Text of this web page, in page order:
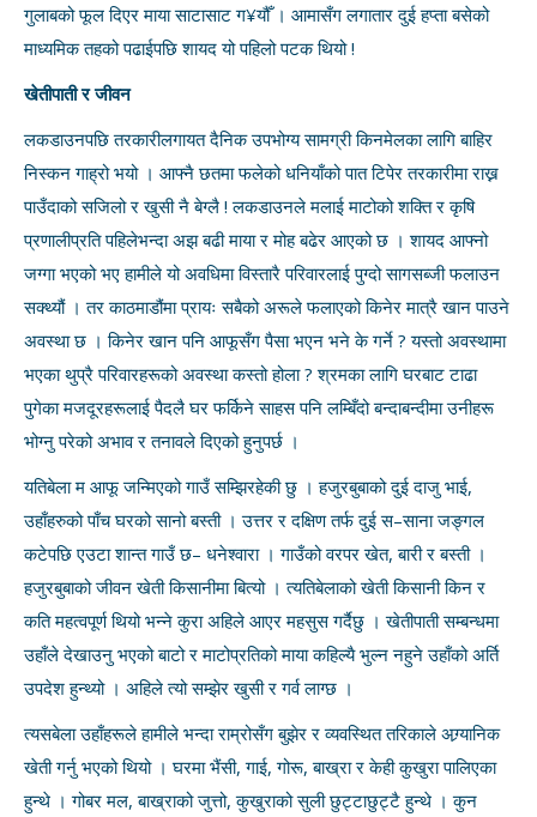
गुलाबको फूल दिएर माया साटासाट ग¥यौँ । आमासँग लगातार दुई हप्ता बसेको
माध्यमिक तहको पढाईपछि शायद यो पहिलो पटक थियो !
खेतीपाती र जीवन
लकडाउनपछि तरकारीलगायत दैनिक उपभोग्य सामग्री किनमेलका लागि बाहिर
निस्कन गाह्रो भयो । आफ्नै छतमा फलेको धनियाँको पात टिपेर तरकारीमा राख्न
पाउँदाको सजिलो र खुसी नै बेग्लै ! लकडाउनले मलाई माटोको शक्ति र कृषि
प्रणालीप्रति पहिलेभन्दा अझ बढी माया र मोह बढेर आएको छ । शायद आफ्नो
जग्गा भएको भए हामीले यो अवधिमा विस्तारै परिवारलाई पुग्दो सागसब्जी फलाउन
सक्थ्यौं । तर काठमाडौंमा प्रायः सबैको अरूले फलाएको किनेर मात्रै खान पाउने
अवस्था छ । किनेर खान पनि आफूसँग पैसा भएन भने के गर्ने ? यस्तो अवस्थामा
भएका थुप्रै परिवारहरूको अवस्था कस्तो होला ? श्रमका लागि घरबाट टाढा
पुगेका मजदूरहरूलाई पैदलै घर फर्किने साहस पनि लम्बिँदो बन्दाबन्दीमा उनीहरू
भोग्नु परेको अभाव र तनावले दिएको हुनुपर्छ ।
यतिबेला म आफू जन्मिएको गाउँ सम्झिरहेकी छु । हजुरबुबाको दुई दाजु भाई,
उहाँहरुको पाँच घरको सानो बस्ती । उत्तर र दक्षिण तर्फ दुई स–साना जङ्गल
कटेपछि एउटा शान्त गाउँ छ– धनेश्वारा । गाउँको वरपर खेत, बारी र बस्ती ।
हजुरबुबाको जीवन खेती किसानीमा बित्यो । त्यतिबेलाको खेती किसानी किन र
कति महत्वपूर्ण थियो भन्ने कुरा अहिले आएर महसुस गर्दैछु । खेतीपाती सम्बन्धमा
उहाँले देखाउनु भएको बाटो र माटोप्रतिको माया कहिल्यै भुल्न नहुने उहाँको अर्ति
उपदेश हुन्थ्यो । अहिले त्यो सम्झेर खुसी र गर्व लाग्छ ।
त्यसबेला उहाँहरूले हामीले भन्दा राम्रोसँग बुझेर र व्यवस्थित तरिकाले अग्र्यानिक
खेती गर्नु भएको थियो । घरमा भैंसी, गाई, गोरू, बाख्रा र केही कुखुरा पालिएका
हुन्थे । गोबर मल, बाख्राको जुत्तो, कुखुराको सुली छुट्टाछुट्टै हुन्थे । कुन